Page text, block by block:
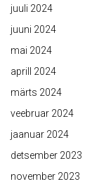
juuli 2024
juuni 2024
mai 2024
aprill 2024
märts 2024
veebruar 2024
jaanuar 2024
detsember 2023
november 2023